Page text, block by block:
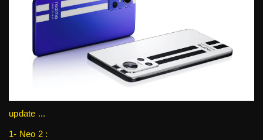
update ...
1- Neo 2 :